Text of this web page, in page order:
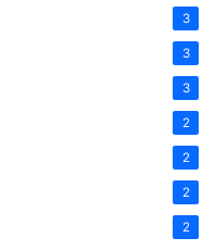
3
3
3
2
2
2
2